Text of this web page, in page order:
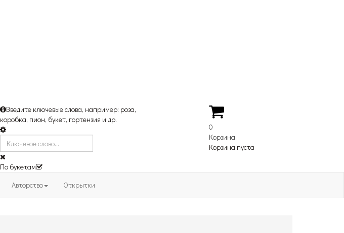
Введите ключевые слова, например: роза,
коробка, пион, букет, гортензия и др.
По букетам
0
Корзина
Корзина пуста
Авторство Открытки